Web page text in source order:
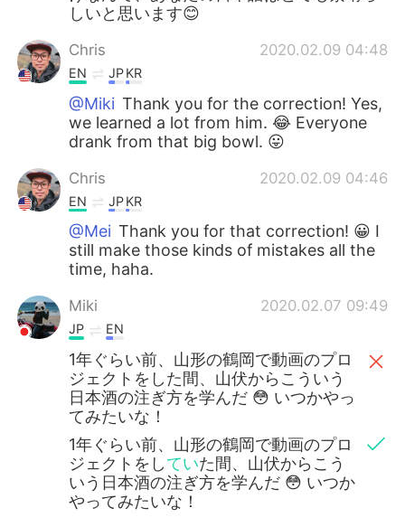
しいと思います😊
Chris 2020.02.09 04:48
EN JPKR
@Miki Thank you for the correction! Yes,
we learned a lot from him. 😂 Everyone
drank from that big bowl. 😛
Chris 2020.02.09 04:46
EN JPKR
@Mei Thank you for that correction! 😀 I
still make those kinds of mistakes all the
time, haha.
Miki 2020.02.07 09:49
JP EN
1年ぐらい前、山形の鶴岡で動画のプロ
ジェクトをした間、山伏からこういう
日本酒の注ぎ方を学んだ 😳 いつかやっ
てみたいな！
1年ぐらい前、山形の鶴岡で動画のプロ
ジェクトをしていた間、山伏からこう
いう日本酒の注ぎ方を学んだ 😳 いつか
やってみたいな！